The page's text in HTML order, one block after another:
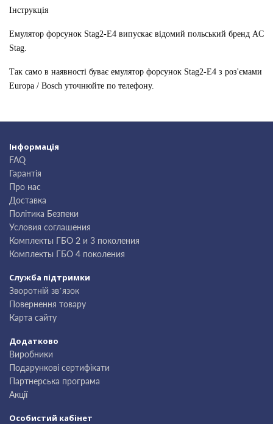
Інструкція
Емулятор форсунок Stag2-E4 випускає відомий польський бренд AC
Stag.
Так само в наявності буває емулятор форсунок Stag2-E4 з роз'ємами
Europa / Bosch уточнюйте по телефону.
Інформація
FAQ
Гарантія
Про нас
Доставка
Політика Безпеки
Условия соглашения
Комплекты ГБО 2 и 3 поколения
Комплекты ГБО 4 поколения
Служба підтримки
Зворотній зв’язок
Повернення товару
Карта сайту
Додатково
Виробники
Подарункові сертифікати
Партнерська програма
Акції
Особистий кабінет